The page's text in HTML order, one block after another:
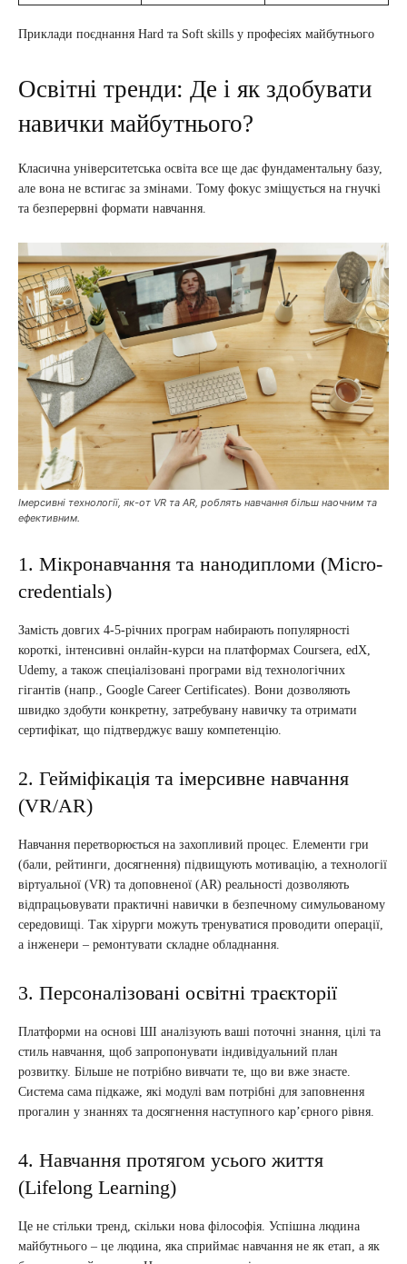
Приклади поєднання Hard та Soft skills у професіях майбутнього
Освітні тренди: Де і як здобувати
навички майбутнього?
Класична університетська освіта все ще дає фундаментальну базу,
але вона не встигає за змінами. Тому фокус зміщується на гнучкі
та безперервні формати навчання.
Імерсивні технології, як-от VR та AR, роблять навчання більш наочним та
ефективним.
1. Мікронавчання та нанодипломи (Micro-
credentials)
Замість довгих 4-5-річних програм набирають популярності
короткі, інтенсивні онлайн-курси на платформах Coursera, edX,
Udemy, а також спеціалізовані програми від технологічних
гігантів (напр., Google Career Certificates). Вони дозволяють
швидко здобути конкретну, затребувану навичку та отримати
сертифікат, що підтверджує вашу компетенцію.
2. Гейміфікація та імерсивне навчання
(VR/AR)
Навчання перетворюється на захопливий процес. Елементи гри
(бали, рейтинги, досягнення) підвищують мотивацію, а технології
віртуальної (VR) та доповненої (AR) реальності дозволяють
відпрацьовувати практичні навички в безпечному симульованому
середовищі. Так хірурги можуть тренуватися проводити операції,
а інженери – ремонтувати складне обладнання.
3. Персоналізовані освітні траєкторії
Платформи на основі ШІ аналізують ваші поточні знання, цілі та
стиль навчання, щоб запропонувати індивідуальний план
розвитку. Більше не потрібно вивчати те, що ви вже знаєте.
Система сама підкаже, які модулі вам потрібні для заповнення
прогалин у знаннях та досягнення наступного кар’єрного рівня.
4. Навчання протягом усього життя
(Lifelong Learning)
Це не стільки тренд, скільки нова філософія. Успішна людина
майбутнього – це людина, яка сприймає навчання не як етап, а як